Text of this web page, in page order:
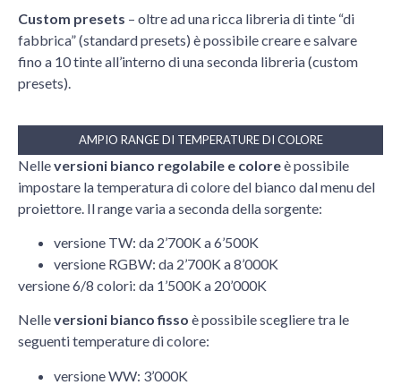
Custom presets – oltre ad una ricca libreria di tinte “di
fabbrica” (standard presets) è possibile creare e salvare
fino a 10 tinte all’interno di una seconda libreria (custom
presets).
AMPIO RANGE DI TEMPERATURE DI COLORE
Nelleversioni bianco regolabile e coloreè possibile
impostare la temperatura di colore del bianco dal menu del
proiettore. Il range varia a seconda della sorgente:
versione TW: da 2’700K a 6’500K
versione RGBW: da 2’700K a 8’000K
versione 6/8 colori: da 1’500K a 20’000K
Nelleversioni bianco fisso è possibile scegliere tra le
seguenti temperature di colore:
versione WW: 3’000K